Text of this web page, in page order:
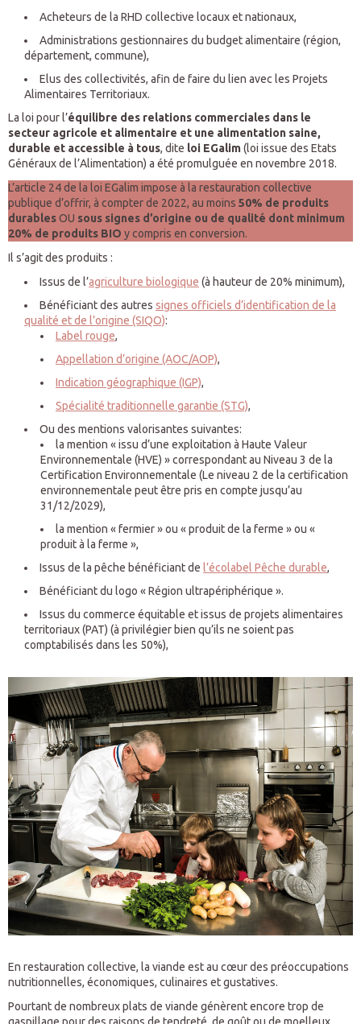
Acheteurs de la RHD collective locaux et nationaux,
Administrations gestionnaires du budget alimentaire (région,
département, commune),
Elus des collectivités, afin de faire du lien avec les Projets
Alimentaires Territoriaux.
La loi pour l’équilibre des relations commerciales dans le
secteur agricole et alimentaire et une alimentation saine,
durable et accessible à tous, dite loi EGalim(loi issue des Etats
Généraux de l’Alimentation) a été promulguée en novembre 2018.
L’article 24 de la loi EGalim impose à la restauration collective
publique d’offrir, à compter de 2022, au moins 50% de produits
durablesOU sous signes d’origine ou de qualité dont minimum
20% de produits BIO y compris en conversion.
Il s’agit des produits :
Issus de l’agriculture biologique (à hauteur de 20% minimum),
Bénéficiant des autres signes officiels d’identification de la
qualité et de l’origine (SIQO):
Label rouge,
Appellation d’origine (AOC/AOP),
Indication géographique (IGP),
Spécialité traditionnelle garantie (STG),
Ou des mentions valorisantes suivantes:
la mention « issu d’une exploitation à Haute Valeur
Environnementale (HVE) » correspondant au Niveau 3 de la
Certification Environnementale (Le niveau 2 de la certification
environnementale peut être pris en compte jusqu’au
31/12/2029),
la mention « fermier » ou « produit de la ferme » ou «
produit à la ferme »,
Issus de la pêche bénéficiant de l’écolabel Pêche durable,
Bénéficiant du logo « Région ultrapériphérique ».
Issus du commerce équitable et issus de projets alimentaires
territoriaux (PAT) (à privilégier bien qu’ils ne soient pas
comptabilisés dans les 50%),
En restauration collective, la viande est au cœur des préoccupations
nutritionnelles, économiques, culinaires et gustatives.
Pourtant de nombreux plats de viande génèrent encore trop de